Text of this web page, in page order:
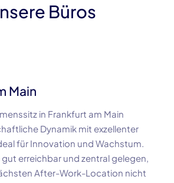
Büros
Main
in Frankfurt am Main
Dynamik mit exzellenter
für Innovation und Wachstum.
erreichbar und zentral gelegen,
After-Work-Location nicht